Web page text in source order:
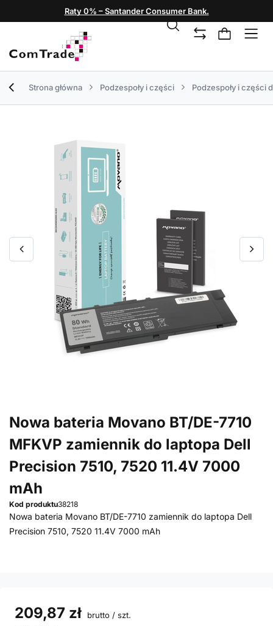
Raty 0% – Santander Consumer Bank.
Strona główna Podzespoły i części Podzespoły i części
Nowa bateria Movano BT/DE-7710
MFKVP zamiennik do laptopa Dell
Precision 7510, 7520 11.4V 7000
mAh
Kod produktu38218
Nowa bateria Movano BT/DE-7710 zamiennik do laptopa Dell
Precision 7510, 7520 11.4V 7000 mAh
209,87 zł brutto / szt.